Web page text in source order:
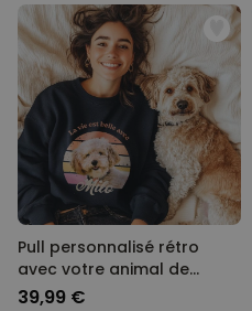
Pull personnalisé rétro
avec votre animal de
compagnie
39,99 €